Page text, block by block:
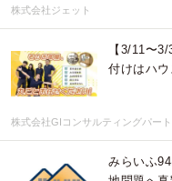
株式会社ジェット
【3/11〜
付けはハウ
株式会社GIコンサルティングパー
みらいふ